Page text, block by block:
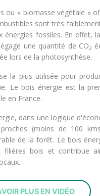
ou « biomasse végétale »
sont très
énergies fossiles. En effet,
une quantité de CO2
lors de la photosynthèse.
la plus utilisée pour
Le bois énergie est la
en France.
dans une logique
(moins de 100
de la forêt. Le bois
filières bois et contribue
PLUS EN VIDÉO